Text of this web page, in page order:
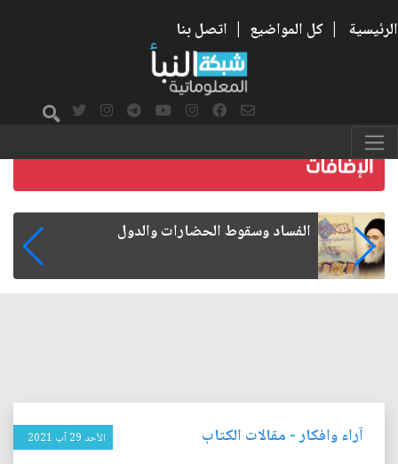
الرئيسية | كل المواضيع | اتصل بنا
رواتب الموظفين على صفيح ساخن
آراء وافكار- مقالات الكتاب الأحد 29 آب 2021